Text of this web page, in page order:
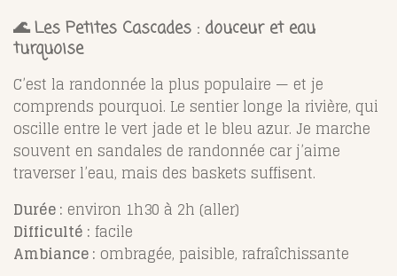
🌊 Les Petites Cascades : douceur et eau
turquoise
C’est la randonnée la plus populaire — et je
comprends pourquoi. Le sentier longe la rivière, qui
oscille entre le vert jade et le bleu azur. Je marche
souvent en sandales de randonnée car j’aime
traverser l’eau, mais des baskets suffisent.
Durée : environ 1h30 à 2h (aller)
Difficulté : facile
Ambiance : ombragée, paisible, rafraîchissante